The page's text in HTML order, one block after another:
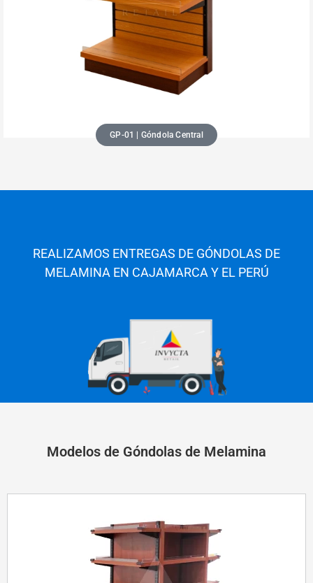
GP-01 | Góndola Central
REALIZAMOS ENTREGAS DE GÓNDOLAS DE
MELAMINA EN CAJAMARCA Y EL PERÚ
Modelos de Góndolas de Melamina